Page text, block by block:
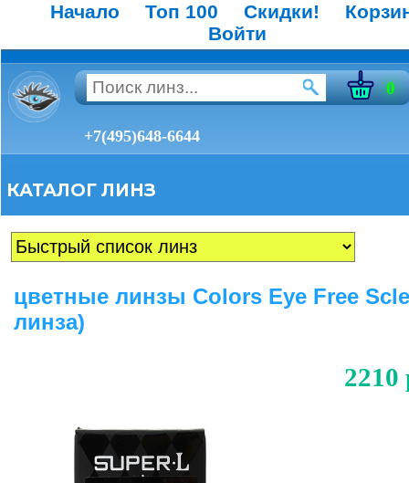
Начало Топ 100 Скидки!
Войти
0
+7(495)648-6644
КАТАЛОГ ЛИНЗ
цветные линзы Colors Eye Free
линза)
2210